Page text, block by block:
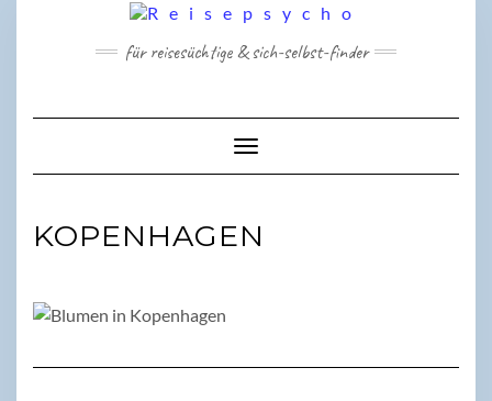
für reisesüchtige & sich-selbst-finder
Toggle Navigation
KOPENHAGEN